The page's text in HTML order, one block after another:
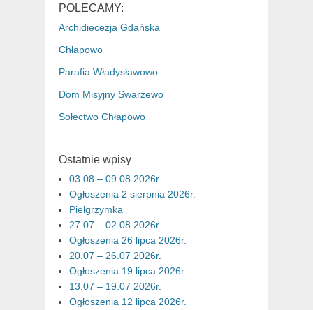
POLECAMY:
Archidiecezja Gdańska
Chłapowo
Parafia Władysławowo
Dom Misyjny Swarzewo
Sołectwo Chłapowo
Ostatnie wpisy
03.08 – 09.08 2026r.
Ogłoszenia 2 sierpnia 2026r.
Pielgrzymka
27.07 – 02.08 2026r.
Ogłoszenia 26 lipca 2026r.
20.07 – 26.07 2026r.
Ogłoszenia 19 lipca 2026r.
13.07 – 19.07 2026r.
Ogłoszenia 12 lipca 2026r.